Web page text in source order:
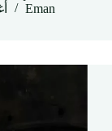
Eman